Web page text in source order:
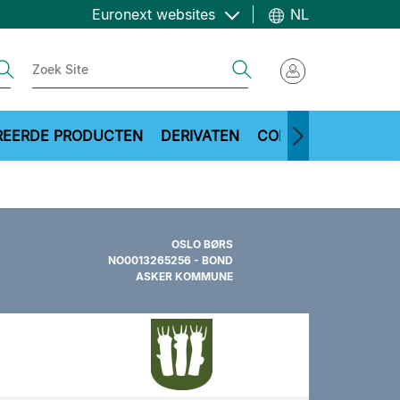
Euronext websites NL
PRODUCTEN DERIVATEN COMMODITIES
OSLO BØRS
NO0013265256 - BOND
ASKER KOMMUNE